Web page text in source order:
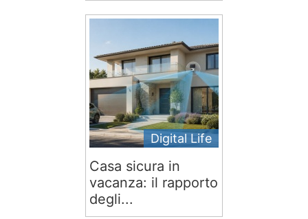
Digital Life
Casa sicura in
vacanza: il rapporto
degli...